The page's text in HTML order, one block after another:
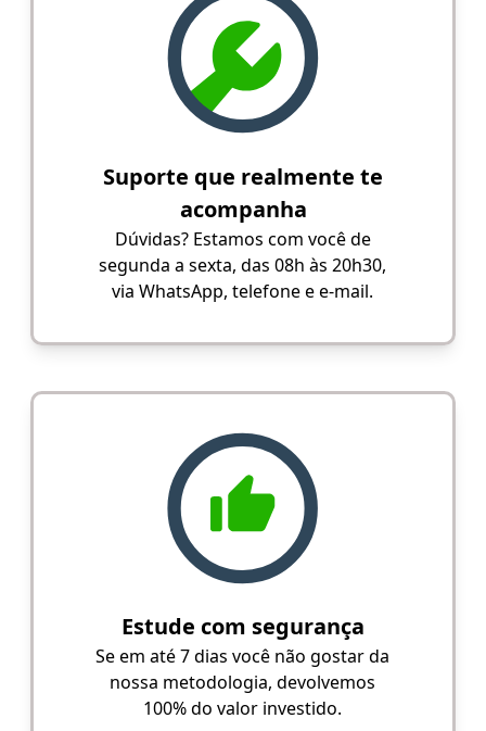
Suporte que realmente te
acompanha
Dúvidas? Estamos com você de
segunda a sexta, das 08h às 20h30,
via WhatsApp, telefone e e-mail.
Estude com segurança
Se em até 7 dias você não gostar da
nossa metodologia, devolvemos
100% do valor investido.